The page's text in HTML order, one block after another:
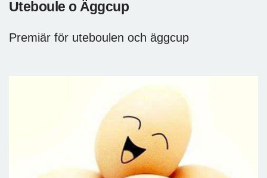
Uteboule o Äggcup
Premiär för uteboulen och äggcup